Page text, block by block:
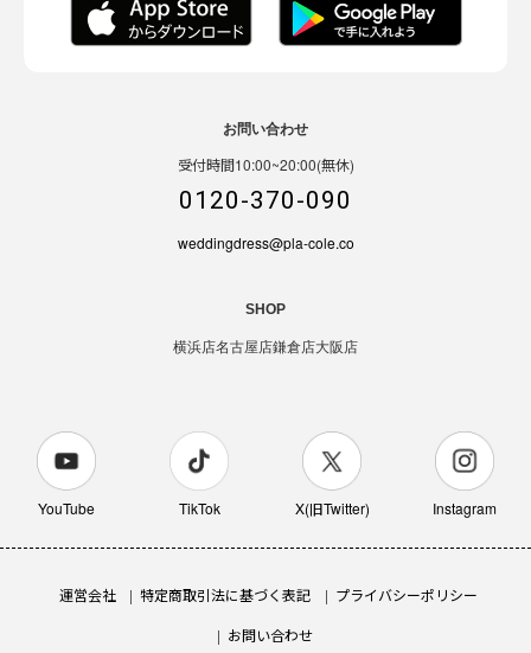
お問い合わせ
受付時間10:00~20:00(無休)
0120-370-090
weddingdress@pla-cole.co
SHOP
横浜店名古屋店鎌倉店大阪店
YouTube TikTok X(旧Twitter) Instagram
運営会社 特定商取引法に基づく表記
プライバシーポリシー
お問い合わせ